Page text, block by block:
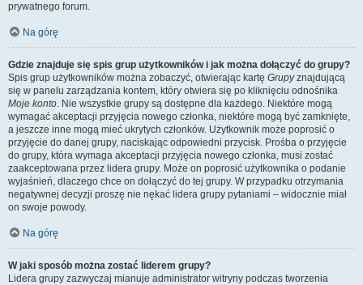
prywatnego forum.
Na górę
Gdzie znajduje się spis grup użytkowników i jak można dołączyć do grupy?
Spis grup użytkowników można zobaczyć, otwierając kartę Grupyznajdującą
się w panelu zarządzania kontem, który otwiera się po kliknięciu odnośnika
Moje konto. Nie wszystkie grupy są dostępne dla każdego. Niektóre mogą
wymagać akceptacji przyjęcia nowego członka, niektóre mogą być zamknięte,
a jeszcze inne mogą mieć ukrytych członków. Użytkownik może poprosić o
przyjęcie do danej grupy, naciskając odpowiedni przycisk. Prośba o przyjęcie
do grupy, która wymaga akceptacji przyjęcia nowego członka, musi zostać
zaakceptowana przez lidera grupy. Może on poprosić użytkownika o podanie
wyjaśnień, dlaczego chce on dołączyć do tej grupy. W przypadku otrzymania
negatywnej decyzji proszę nie nękać lidera grupy pytaniami – widocznie miał
on swoje powody.
Na górę
W jaki sposób można zostać liderem grupy?
Lidera grupy zazwyczaj mianuje administrator witryny podczas tworzenia